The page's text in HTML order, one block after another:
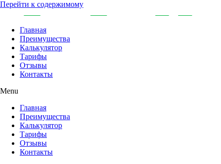
Перейти к содержимому
Главная
Преимущества
Калькулятор
Тарифы
Отзывы
Контакты
Menu
Главная
Преимущества
Калькулятор
Тарифы
Отзывы
Контакты